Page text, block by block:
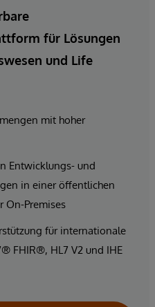
für Lösungen
und Life
mit hoher
Entwicklungs- und
in einer öffentlichen
On-Premises
für internationale
FHIR®, HL7 V2 und IHE